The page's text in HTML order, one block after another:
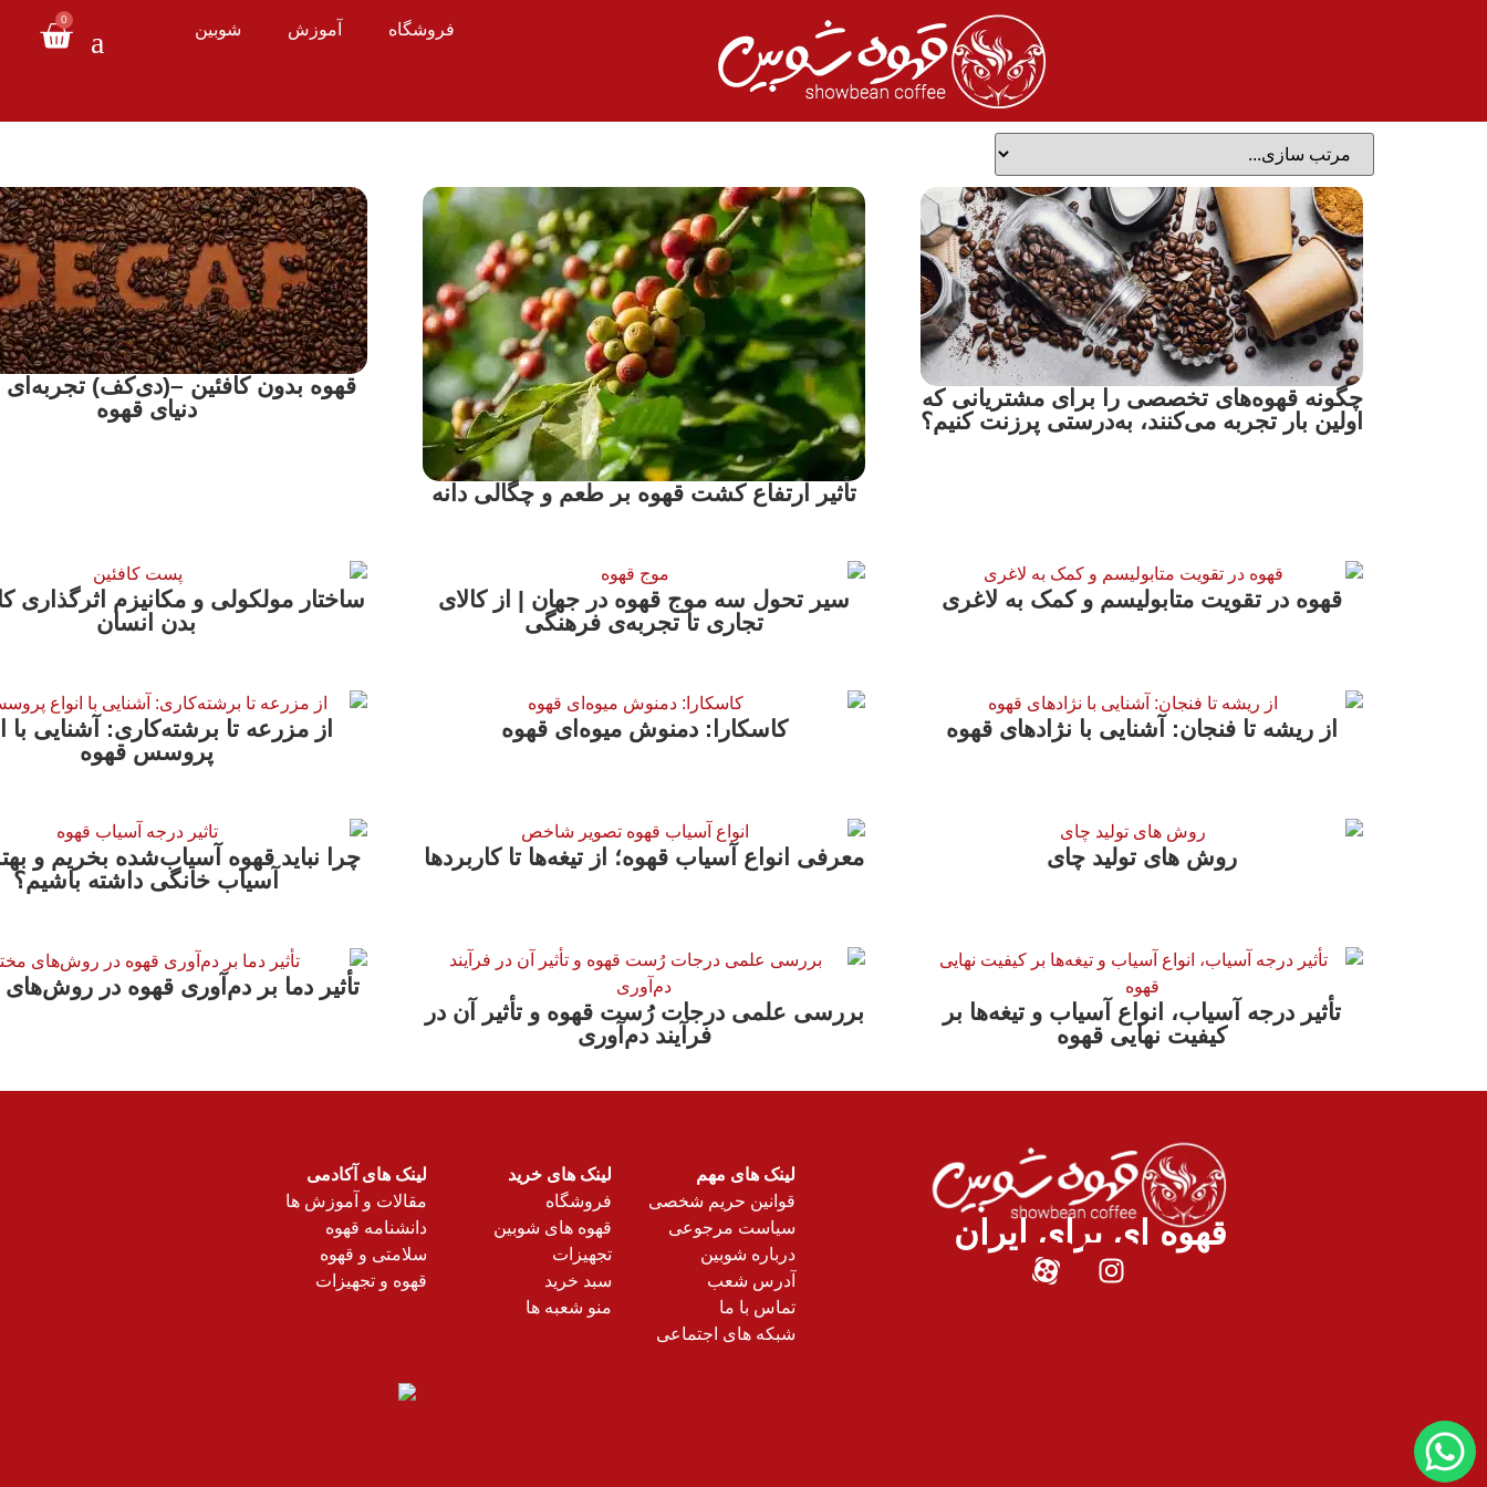
0
فروشگاه آموزش شوبین
چگونه قهوه‌های تخصصی را برای مشتریانی که
اولین بار تجربه می‌کنند، به‌درستی پرزنت کنیم؟
تأثیر ارتفاع کشت قهوه بر طعم و چگالی دانه
قهوه بدون کافئین –(دی‌کف) تجربه‌ای
دنیای قهوه
قهوه در تقویت متابولیسم و کمک به لاغری
سیر تحول سه موج قهوه در جهان | از کالای
تجاری تا تجربه‌ی فرهنگی
ساختار مولکولی و مکانیزم اثرگذاری
بدن انسان
از ریشه تا فنجان: آشنایی با نژادهای قهوه کاسکارا: دمنوش میوه‌ای قهوه
از مزرعه تا برشته‌کاری: آشنایی با
پروسس قهوه
روش های تولید چای معرفی انواع آسیاب قهوه؛ از تیغه‌ها تا کاربردها
چرا نباید قهوه آسیاب‌شده بخریم و
آسیاب خانگی داشته باشیم؟
تأثیر درجه آسیاب، انواع آسیاب و تیغه‌ها بر
کیفیت نهایی قهوه
بررسی علمی درجات رُست قهوه و تأثیر آن در
فرآیند دم‌آوری
تأثیر دما بر دم‌آوری قهوه در
قهوه ای برای ایران
لینک های مهم
قوانین حریم شخصی
سیاست مرجوعی
درباره شوبین
آدرس شعب
تماس با ما
شبکه های اجتماعی
لینک های خرید
فروشگاه
قهوه های شوبین
تجهیزات
سبد خرید
منو شعبه ها
لینک های آکادمی
مقالات و آموزش ها
دانشنامه قهوه
سلامتی و قهوه
قهوه و تجهیزات